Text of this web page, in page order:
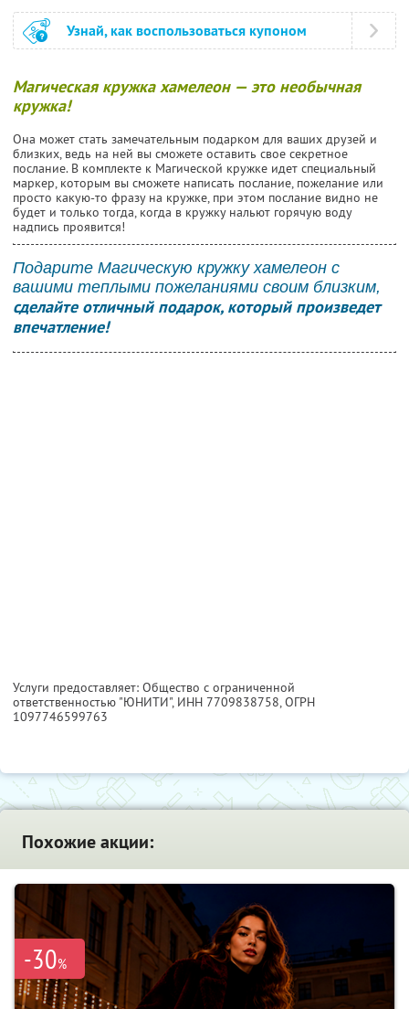
Узнай, как воспользоваться купоном
Магическая кружка хамелеон — это необычная
кружка!
Она может стать замечательным подарком для ваших друзей и
близких, ведь на ней вы сможете оставить свое секретное
послание. В комплекте к Магической кружке идет специальный
маркер, которым вы сможете написать послание, пожелание или
просто какую-то фразу на кружке, при этом послание видно не
будет и только тогда, когда в кружку нальют горячую воду
надпись проявится!
Подарите Магическую кружку хамелеон с
вашими теплыми пожеланиями своим близким,
сделайте отличный подарок, который произведет
впечатление!
Услуги предоставляет: Общество с ограниченной
ответственностью "ЮНИТИ", ИНН 7709838758, ОГРН
1097746599763
Похожие акции:
-30%